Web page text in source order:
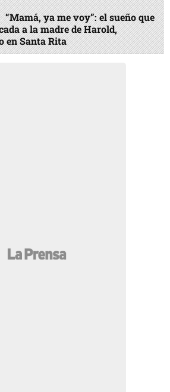
“Mamá, ya me voy”: el sueño que
a la madre de Harold,
en Santa Rita